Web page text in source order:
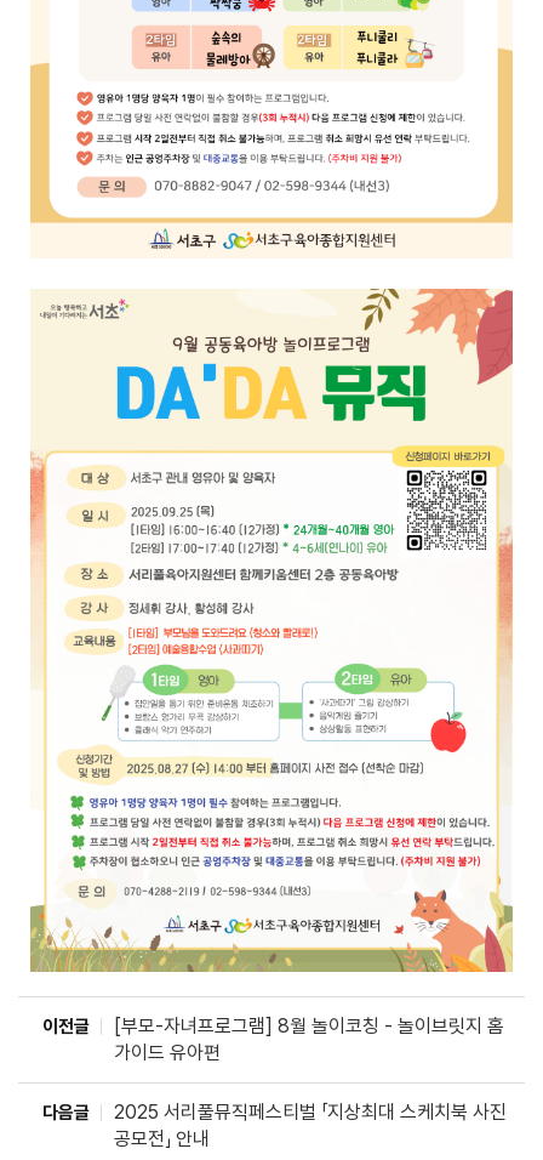
이전글
[부모-자녀프로그램] 8월 놀이코칭 - 놀이브릿지 홈
가이드 유아편
다음글
2025 서리풀뮤직페스티벌 「지상최대 스케치북 사진
공모전」 안내